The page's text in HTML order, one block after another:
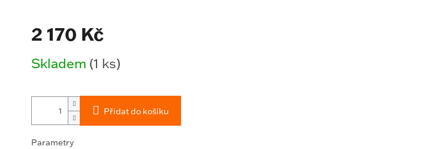
2 170 Kč
cena:
Skladem (1 ks)
Přidat do košíku
Parametry